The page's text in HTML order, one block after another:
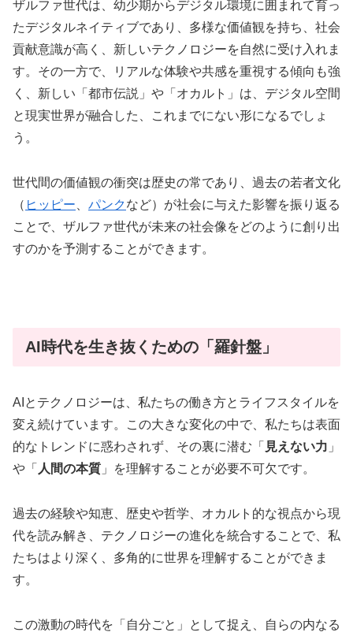
ザルファ世代は、幼少期からデジタル環境に囲まれて育っ
たデジタルネイティブであり、多様な価値観を持ち、社会
貢献意識が高く、新しいテクノロジーを自然に受け入れま
す。その一方で、リアルな体験や共感を重視する傾向も強
く、新しい「都市伝説」や「オカルト」は、デジタル空間
と現実世界が融合した、これまでにない形になるでしょ
う。
世代間の価値観の衝突は歴史の常であり、過去の若者文化
（ ヒッピー パンクなど）が社会に与えた影響を振り返る
ことで、ザルファ世代が未来の社会像をどのように創り出
すのかを予測することができます。
AI時代を生き抜くための「羅針盤」
AIとテクノロジーは、私たちの働き方とライフスタイルを
変え続けています。この大きな変化の中で、私たちは表面
的なトレンドに惑わされず、その裏に潜む「 見えない力 」
や「 人間の本質 」を理解することが必要不可欠です。
過去の経験や知恵、歴史や哲学、オカルト的な視点から現
代を読み解き、テクノロジーの進化を統合することで、私
たちはより深く、多角的に世界を理解することができま
す。
この激動の時代を「自分ごと」として捉え、自らの内なる